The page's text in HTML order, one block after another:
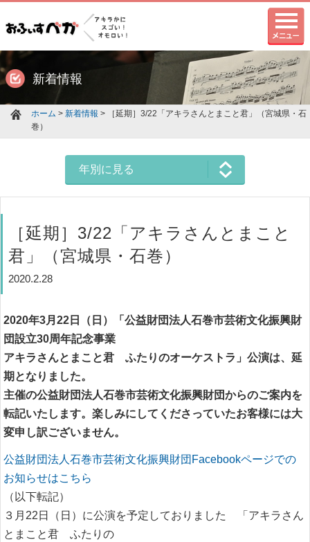
新着情報
ホーム > 新着情報 > ［延期］3/22「アキラさんとまこと君」（宮城県・石
巻）
年別に見る
［延期］3/22「アキラさんとまこと
君」（宮城県・石巻）
2020.2.28
2020年3月22日（日）「公益財団法人石巻市芸術文化振興財
団設立30周年記念事業
アキラさんとまこと君 ふたりのオーケストラ」公演は、延
期となりました。
主催の公益財団法人石巻市芸術文化振興財団からのご案内を
転記いたします。楽しみにしてくださっていたお客様には大
変申し訳ございません。
公益財団法人石巻市芸術文化振興財団Facebookページでの
お知らせはこちら
（以下転記）
３月22日（日）に公演を予定しておりました 「アキラさん
とまこと君 ふたりの